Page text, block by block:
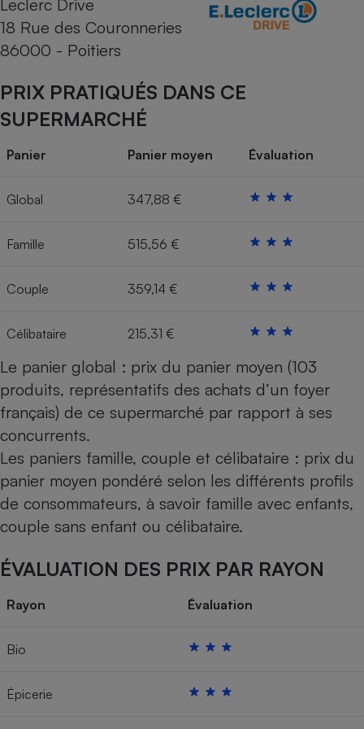
Leclerc Drive
18 Rue des Couronneries
86000 - Poitiers
PRIX PRATIQUÉS DANS CE
SUPERMARCHÉ
Panier Panier moyen Évaluation
Global 347,88 €
Famille 515,56 €
Couple 359,14 €
Célibataire 215,31 €
Le panier global : prix du panier moyen (103
produits, représentatifs des achats d’un foyer
français) de ce supermarché par rapport à ses
concurrents.
Les paniers famille, couple et célibataire : prix du
panier moyen pondéré selon les différents profils
de consommateurs, à savoir famille avec enfants,
couple sans enfant ou célibataire.
ÉVALUATION DES PRIX PAR RAYON
Rayon Évaluation
Bio
Épicerie
Cafetière à expressos
Robot ménager